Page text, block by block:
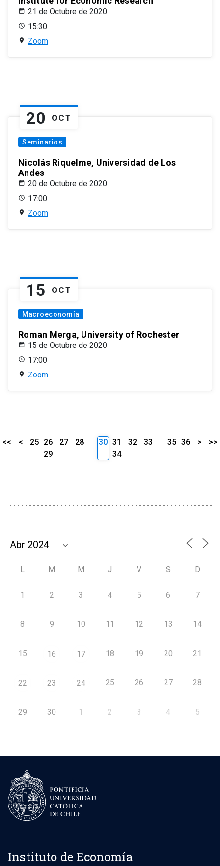
21 de Octubre de 2020
15:30
Zoom
20 OCT
Seminarios
Nicolás Riquelme, Universidad de Los
Andes
20 de Octubre de 2020
17:00
Zoom
15 OCT
Macroeconomía
Roman Merga, University of Rochester
15 de Octubre de 2020
17:00
Zoom
<< < 25 26 27
28
29
30 31 32
33
34
35 36 > >>
L M M J V S D
1 2 3 4 5 6 7
8 9 10 11 12 13 14
15 16 17 18 19 20 21
22 23 24 25 26 27 28
29 30 1 2 3 4 5
Instituto de Economía